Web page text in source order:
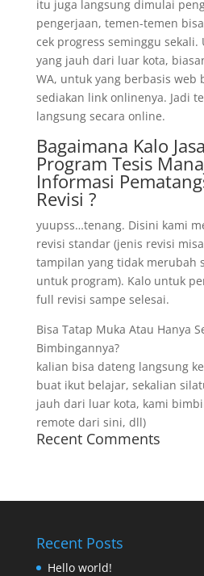
itu juga langsung dimulai
pengerjaan, temen-temen
cek progress seminggu
yang jauh dari luar kota,
WA, untuk yang berbasis web
sediakan link onlinenya. Jadi
langsung secara online.
Bagaimana Kalo
Program Tesis
Informasi
Revisi ?
yuupss…tenang. Disini kami
revisi standar (jenis revisi
tampilan yang tidak merubah
untuk program). Kalo untuk
full revisi sampe selesai.
Bisa Tatap Muka Atau Hanya
Bimbingannya?
kalian bisa dateng langsung
buat ikut belajar, sekalian
jauh dari luar kota, kami
remote dari sini, dll)
Recent Comments
Recent Posts
Hello world!